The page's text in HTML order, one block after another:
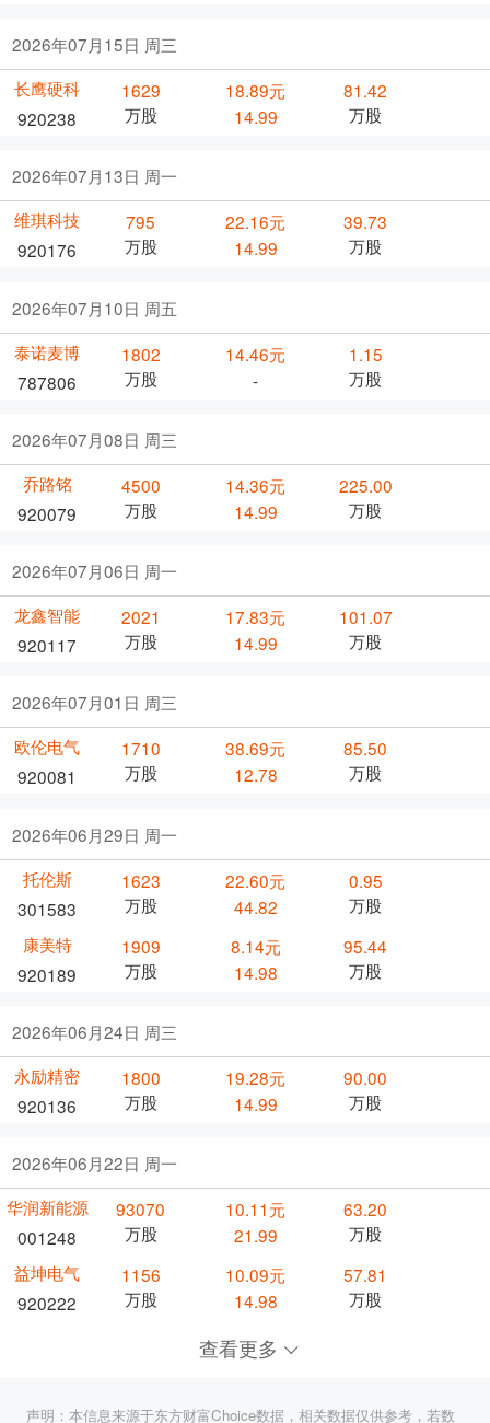
2026年07月15日 周三
长鹰硬科
920238
1629
万股
18.89元
14.99
81.42
万股
2026年07月13日 周一
维琪科技
920176
795
万股
22.16元
14.99
39.73
万股
2026年07月10日 周五
泰诺麦博
787806
1802
万股
14.46元
-
1.15
万股
2026年07月08日 周三
乔路铭
920079
4500
万股
14.36元
14.99
225.00
万股
2026年07月06日 周一
龙鑫智能
920117
2021
万股
17.83元
14.99
101.07
万股
2026年07月01日 周三
欧伦电气
920081
1710
万股
38.69元
12.78
85.50
万股
2026年06月29日 周一
托伦斯
301583
1623
万股
22.60元
44.82
0.95
万股
康美特
920189
1909
万股
8.14元
14.98
95.44
万股
2026年06月24日 周三
永励精密
920136
1800
万股
19.28元
14.99
90.00
万股
2026年06月22日 周一
华润新能源
001248
93070
万股
10.11元
21.99
63.20
万股
益坤电气
920222
1156
万股
10.09元
14.98
57.81
万股
查看更多
声明：本信息来源于东方财富Choice数据，相关数据仅供参考，若数